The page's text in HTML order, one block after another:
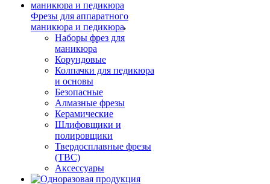
Фрезы для аппаратного
маникюра и педикюра
Наборы фрез для
маникюра
Корундовые
Колпачки для педикюра
и основы
Безопасные
Алмазные фрезы
Керамические
Шлифовщики и
полировщики
Твердосплавные фрезы
(ТВС)
Аксессуары